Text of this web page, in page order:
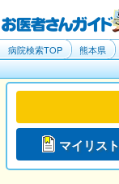
病院検索TOP 熊本県
マイリスト